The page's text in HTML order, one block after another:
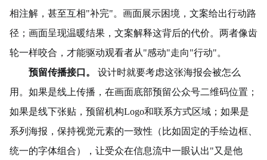
相注解，甚至互相"补完"。画面展示困境，文案给出行动路
径；画面呈现温暖结果，文案解释这背后的代价。两者像齿
轮一样咬合，才能驱动观看者从"感动"走向"行动"。
预留传播接口。
设计时就要考虑这张海报会被怎么
用。如果是线上传播，在画面底部预留公众号二维码位置；
如果是线下张贴，预留机构Logo和联系方式区域；如果是
系列海报，保持视觉元素的一致性（比如固定的手绘边框、
统一的字体组合），让受众在信息流中一眼认出"又是他